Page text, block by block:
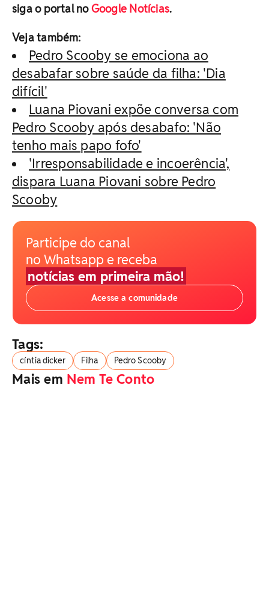
siga o portal noGoogle Notícias.
Veja também:
Pedro Scooby se emociona ao
desabafar sobre saúde da filha: 'Dia
difícil'
Luana Piovani expõe conversa com
Pedro Scooby após desabafo: 'Não
tenho mais papo fofo'
'Irresponsabilidade e incoerência',
dispara Luana Piovani sobre Pedro
Scooby
Participe do canal
no Whatsapp e receba
notícias em primeira mão!
Acesse a comunidade
Tags:
cíntia dicker Filha Pedro Scooby
Mais em Nem Te Conto